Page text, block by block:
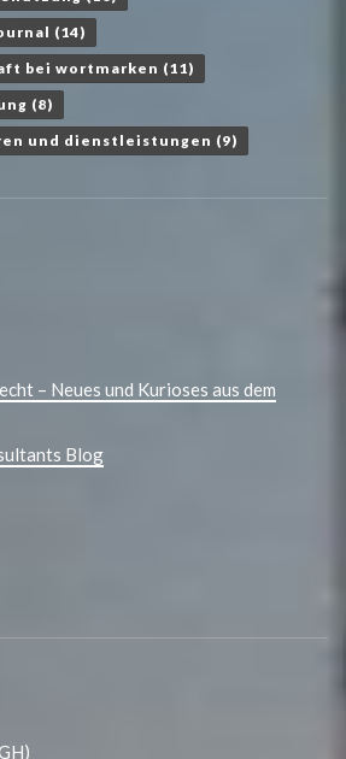
(14)
bei wortmarken (11)
(8)
und dienstleistungen (9)
– Neues und Kurioses aus dem
Blog